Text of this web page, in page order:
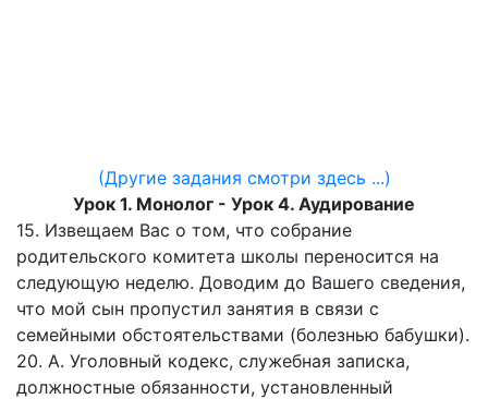
(Другие задания смотри здесь ...)
Урок 1. Монолог - Урок 4. Аудирование
15. Извещаем Вас о том, что собрание
родительского комитета школы переносится на
следующую неделю. Доводим до Вашего сведения,
что мой сын пропустил занятия в связи с
семейными обстоятельствами (болезнью бабушки).
20. А. Уголовный кодекс, служебная записка,
должностные обязанности, установленный